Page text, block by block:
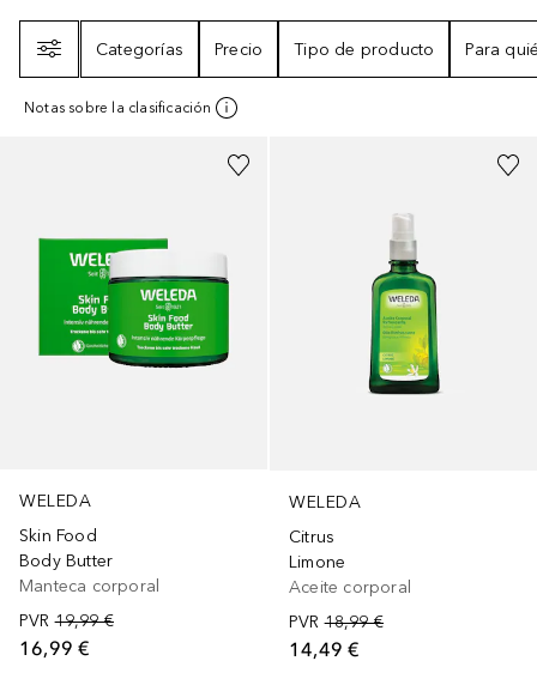
Categorías
Precio Tipo de producto Para
Notas sobre la clasificación
WELEDA
Skin Food
Body Butter
Manteca corporal
PVR 19,99 €
16,99 €
WELEDA
Citrus
Limone
Aceite corporal
PVR 18,99 €
14,49 €